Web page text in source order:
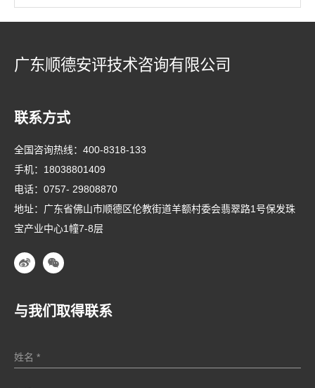
广东顺德安评技术咨询有限公司
联系方式
全国咨询热线： 400-8318-133
手机： 18038801409
电话： 0757- 29808870
地址：广东省佛山市顺德区伦教街道羊额村委会翡翠路1号保发珠
宝产业中心1幢7-8层
与我们取得联系